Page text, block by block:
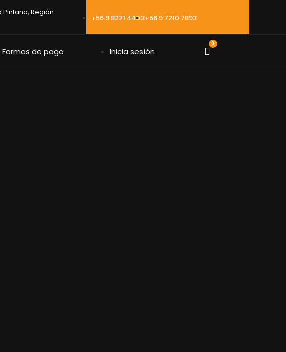
Pintana, Región
+56 9 8221 4403+56 9 7210 7893
Formas de pago Inicia sesión
0